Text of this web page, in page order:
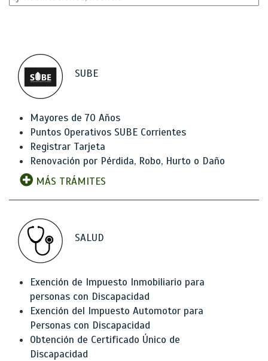
SUBE
Mayores de 70 Años
Puntos Operativos SUBE Corrientes
Registrar Tarjeta
Renovación por Pérdida, Robo, Hurto o Daño
MÁS TRÁMITES
SALUD
Exención de Impuesto Inmobiliario para
personas con Discapacidad
Exención del Impuesto Automotor para
Personas con Discapacidad
Obtención de Certificado Único de
Discapacidad